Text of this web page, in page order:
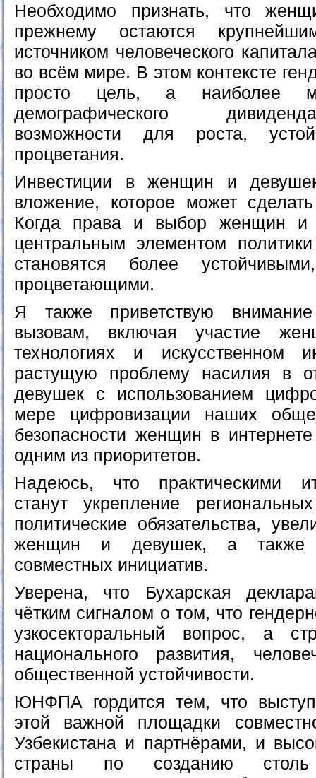
Необходимо признать, что
прежнему остаются
источником человеческого
во всём мире. В этом контексте
просто цель, а наиболее
демографического
возможности для роста,
процветания.
Инвестиции в женщин и
вложение, которое может
Когда права и выбор женщин и
центральным элементом
становятся более
процветающими.
Я также приветствую
вызовам, включая участие
технологиях и искусственном
растущую проблему насилия в
девушек с использованием
мере цифровизации наших
безопасности женщин в
одним из приоритетов.
Надеюсь, что практическими
станут укрепление
политические обязательства,
женщин и девушек, а также
совместных инициатив.
Уверена, что Бухарская
чётким сигналом о том, что
узкосекторальный вопрос, а
национального развития,
общественной устойчивости.
ЮНФПА гордится тем, что
этой важной площадки
Узбекистана и партнёрами, и
страны по созданию